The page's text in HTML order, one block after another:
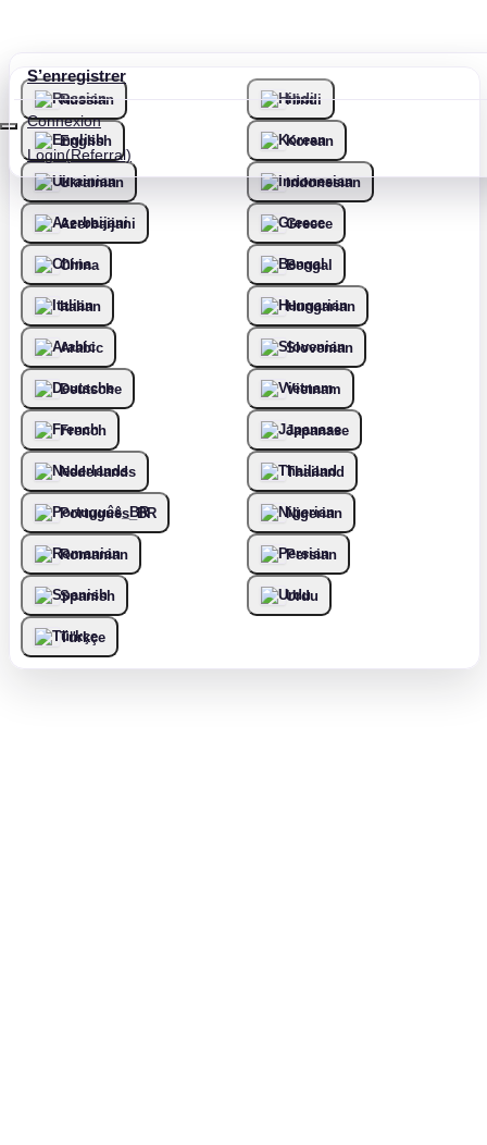
Russian
English
Ukrainian
Azerbaijani
China
Italian
Arabic
Deutsche
French
Nederlands
Português_BR
Romanian
Spanish
Türkçe
Hindi
Korean
Indonesian
Greece
Bengal
Hungarian
Slovenian
Vietnam
Japanase
Thailand
Nigerian
Persian
Urdu
S’enregistrer
Connexion
Login(Referral)